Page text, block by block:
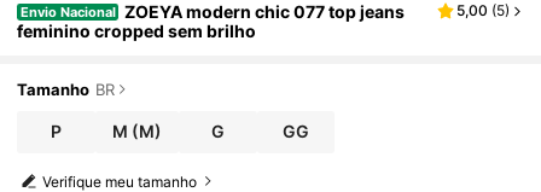
Envio Nacional ZOEYA modern chic 077 top jeans
feminino cropped sem brilho
5,00 (5)
Tamanho BR
P M (M) G GG
Verifique meu tamanho